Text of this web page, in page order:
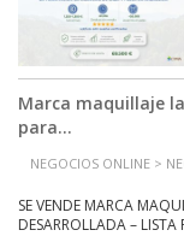
Marca maquillaje
para...
NEGOCIOS ONLINE >
SE VENDE MARCA
DESARROLLADA –